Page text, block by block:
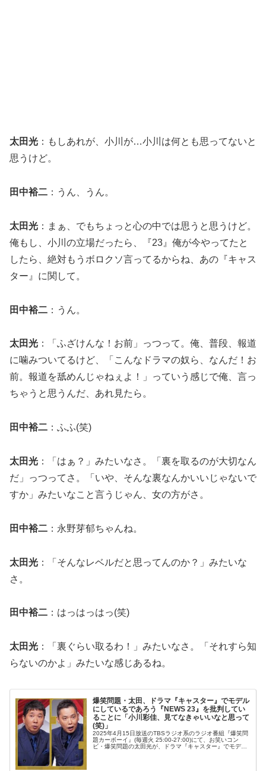
太田光 ：もしあれが、小川が…小川は何とも思ってないと
思うけど。
田中裕二 ：うん、うん。
太田光 ：まぁ、でもちょっと心の中では思うと思うけど。
俺もし、小川の立場だったら、『23』俺が今やってたと
したら、絶対もうボロクソ言ってるからね、あの『キャス
ター』に関して。
田中裕二 ：うん。
太田光 ：「ふざけんな！お前」っつって。俺、普段、報道
に噛みついてるけど、「こんなドラマの奴ら、なんだ！お
前。報道を舐めんじゃねぇよ！」っていう感じで俺、言っ
ちゃうと思うんだ、あれ見たら。
田中裕二 ：ふふ(笑)
太田光 ：「はぁ？」みたいなさ。「裏を取るのが大切なん
だ」っつってさ。「いや、そんな裏なんかいいじゃないで
すか」みたいなこと言うじゃん、女の方がさ。
田中裕二 ：永野芽郁ちゃんね。
太田光 ：「そんなレベルだと思ってんのか？」みたいな
さ。
田中裕二 ：はっはっはっ(笑)
太田光 ：「裏ぐらい取るわ！」みたいなさ。「それすら知
らないのかよ」みたいな感じあるね。
爆笑問題・太田、ドラマ『キャスター』でモデル
にしているであろう『NEWS 23』を批判してい
ることに「小川彩佳、見てなきゃいいなと思って
(笑)」
2025年4月15日放送のTBSラジオ系のラジオ番組『爆笑問
題カーボーイ』(毎週火 25:00-27:00)にて、お笑いコン
ビ・爆笑問題の太田光が、ドラマ『キャスター』でモデル